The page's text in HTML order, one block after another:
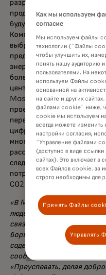
разработок устойчивых
продуктов и платформой
будущих решений вместе с
Компания обязалась
выбросов к 2040 году и
предпочтение
энергии: на солнечные
более 50% энергии,
центрами Mastercard.
Mastercard повсеместно
проекты по выпуску
переработанного сырья и
цифровой эмиссии карт.
многих странах уже сейчас
рассчитывать
след и оценивать влияние
потребительского
СО2.
«В Mastercard мы верим,
людей и процветание
связаны: когда мы
борьбе с изменением
содействуем созданию
сообществ. В
«Преуспевать, делая
Как мы используем
согласие
Мы используем файлы
технологии ("Файлы
чтобы улучшить их,
понять нашу аудиторию
пользователями. На
используем Файлы
основанной на
на сайте и других
файлами cookie" ниже,
cookie мы используем
всегда можете
настройки согласия,
"Управление файлами
(доступно в виде
сайтах). Это включает в
всех Файлов cookie, за
строго необходимы для
Принять Файлы
Управлять